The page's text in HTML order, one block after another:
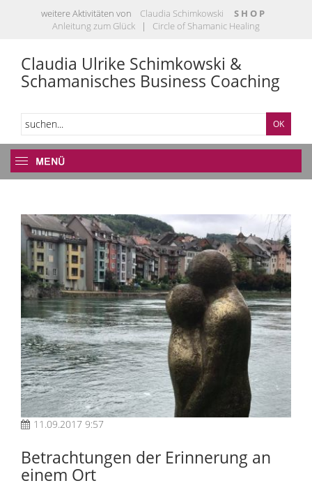
weitere Aktivitäten von Claudia Schimkowski
S H O P
Anleitung zum Glück | Circle of Shamanic Healing
Claudia Ulrike Schimkowski &
Schamanisches Business Coaching
11.09.2017 9:57
Betrachtungen der Erinnerung an
einem Ort